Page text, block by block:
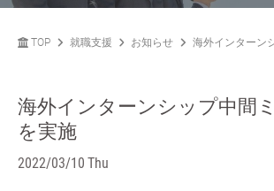
TOP 就職支援 お知らせ 海外インターン
海外インターンシップ中間
を実施
2022/03/10 Thu